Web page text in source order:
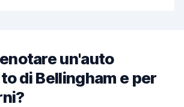
un'auto
di Bellingham e per